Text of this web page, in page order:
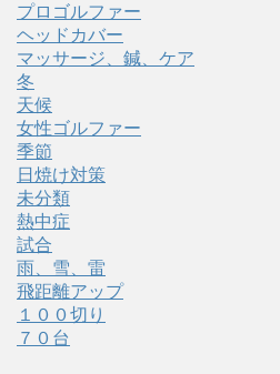
プロゴルファー
ヘッドカバー
マッサージ、鍼、ケア
冬
天候
女性ゴルファー
季節
日焼け対策
未分類
熱中症
試合
雨、雪、雷
飛距離アップ
１００切り
７０台